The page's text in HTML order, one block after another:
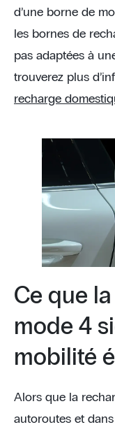
d’une borne de
les bornes de
pas adaptées à
trouverez plus
recharge
Ce que
mode 4
mobilité
Alors que la
autoroutes et